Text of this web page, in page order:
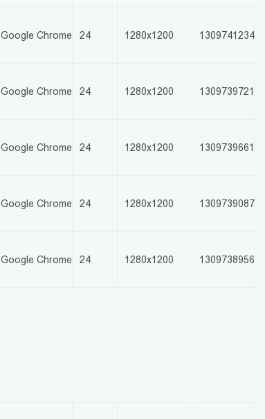
Google Chrome 24 1280x1200 1309741234
Google Chrome 24 1280x1200 1309739721
Google Chrome 24 1280x1200 1309739661
Google Chrome 24 1280x1200 1309739087
Google Chrome 24 1280x1200 1309738956